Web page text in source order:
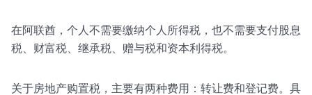
在阿联酋，个人不需要缴纳个人所得税，也不需要支付股息
税、财富税、继承税、赠与税和资本利得税。
关于房地产购置税，主要有两种费用：转让费和登记费。具